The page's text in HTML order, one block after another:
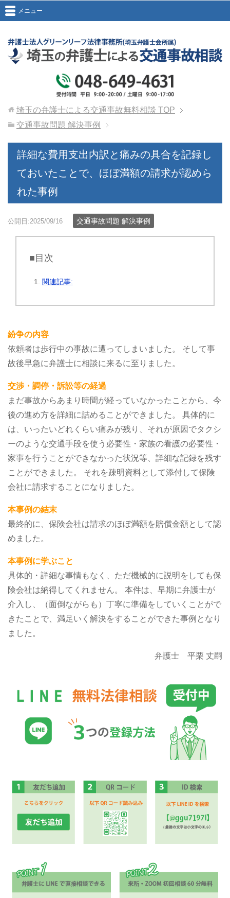
メニュー
埼玉の弁護士による交通事故無料相談 TOP
交通事故問題 解決事例
詳細な費用支出内訳と痛みの具合を記録し
ておいたことで、ほぼ満額の請求が認めら
れた事例
公開日:2025/09/16 交通事故問題 解決事例
■目次
関連記事:
紛争の内容
依頼者は歩行中の事故に遭ってしまいました。
そして事
故後早急に弁護士に相談に来るに至りました。
交渉・調停・訴訟等の経過
まだ事故からあまり時間が経っていなかったことから、今
後の進め方を詳細に詰めることができました。
具体的に
は、いったいどれくらい痛みが残り、それが原因でタクシ
ーのような交通手段を使う必要性・家族の看護の必要性・
家事を行うことができなかった状況等、詳細な記録を残す
ことができました。
それを疎明資料として添付して保険
会社に請求することになりました。
本事例の結末
最終的に、保険会社は請求のほぼ満額を賠償金額として認
めました。
本事例に学ぶこと
具体的・詳細な事情もなく、ただ機械的に説明をしても保
険会社は納得してくれません。
本件は、早期に弁護士が
介入し、（面倒ながらも）丁寧に準備をしていくことがで
きたことで、満足いく解決をすることができた事例となり
ました。
弁護士 平栗 丈嗣